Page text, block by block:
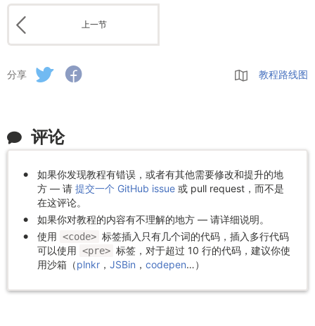
上一节
分享 教程路线图
评论
如果你发现教程有错误，或者有其他需要修改和提升的地
方 — 请 提交一个 GitHub issue 或 pull request，而不是
在这评论。
如果你对教程的内容有不理解的地方 — 请详细说明。
使用 <code> 标签插入只有几个词的代码，插入多行代码
可以使用 <pre> 标签，对于超过 10 行的代码，建议你使
用沙箱（plnkr ， JSBin ， codepen…）